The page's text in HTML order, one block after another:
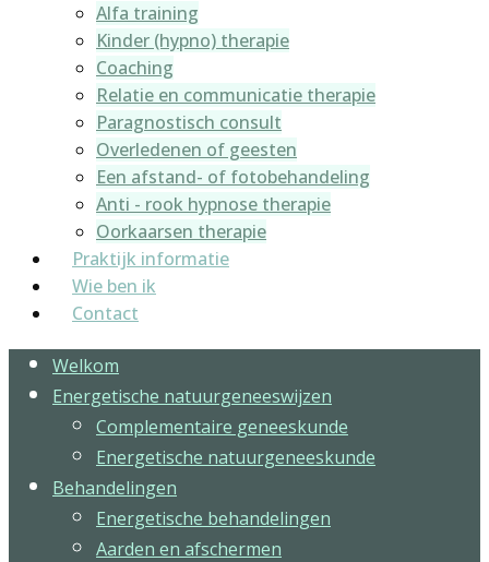
Alfa training
Kinder (hypno) therapie
Coaching
Relatie en communicatie therapie
Paragnostisch consult
Overledenen of geesten
Een afstand- of fotobehandeling
Anti - rook hypnose therapie
Oorkaarsen therapie
Praktijk informatie
Wie ben ik
Contact
Welkom
Energetische natuurgeneeswijzen
Complementaire geneeskunde
Energetische natuurgeneeskunde
Behandelingen
Energetische behandelingen
Aarden en afschermen